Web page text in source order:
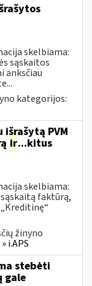
skelbiama:
sąskaitos
anksčiau
kategorijos:
PVM
ir...kitus
skelbiama:
faktūrą,
žinyno
i.APS
stebėti
gale